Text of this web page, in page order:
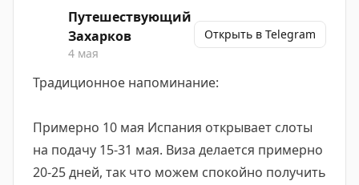
Путешествующий
Захарков
4 мая
Открыть в Telegram
Традиционное напоминание:
Примерно 10 мая Испания открывает слоты
на подачу 15-31 мая. Виза делается примерно
20-25 дней, так что можем спокойно получить